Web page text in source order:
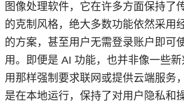
图像处理软件，它在许多方面保持了
的克制风格，绝大多数功能依然采用
的方案，甚至用户无需登录账户即可
用。即便是 AI 功能，也并非像一些新
用那样强制要求联网或提供云端服务
是在本地运行，保持了对用户隐私和